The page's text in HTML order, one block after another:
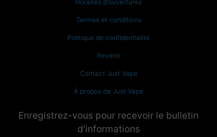
Horaires d’ouvertures
Termes et conditions
Politique de confidentialité
Revenir
Contact Just Vape
À propos de Just Vape
Enregistrez-vous pour recevoir le bulletin
d'informations